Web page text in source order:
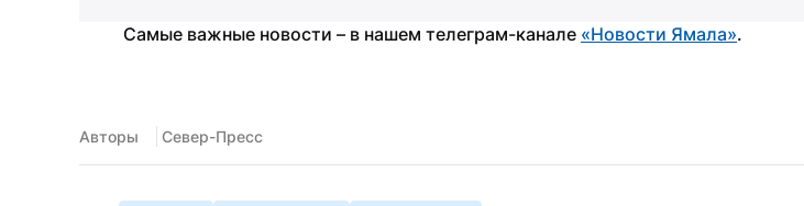
Самые важные новости – в нашем телеграм-канале «Новости Ямала».
Авторы Север-Пресс